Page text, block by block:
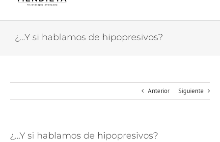
¿…Y si hablamos de hipopresivos?
Anterior Siguiente
¿…Y si hablamos de hipopresivos?